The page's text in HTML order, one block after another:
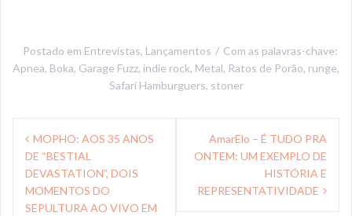
Postado em Entrevistas, Lançamentos
Com as palavras-chave:
Apnea, Boka, Garage Fuzz, indie rock, Metal, Ratos de Porão, runge,
Safari Hamburguers, stoner
Navegação
de
Post
MOPHO: AOS 35 ANOS
DE “BESTIAL
DEVASTATION”, DOIS
MOMENTOS DO
SEPULTURA AO VIVO EM
AmarElo – É TUDO PRA
ONTEM: UM EXEMPLO DE
HISTÓRIA E
REPRESENTATIVIDADE